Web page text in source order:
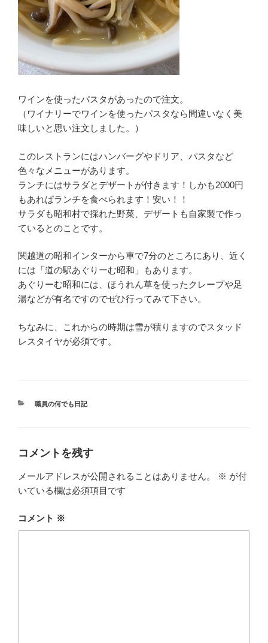
ワインを使ったパスタがあったので注文。
（ワイナリーでワインを使ったパスタなら間違いなく美
味しいと思い注文しました。）
このレストランにはハンバーグやドリア、パスタなど
色々なメニューがあります。
ランチにはサラダとデザートが付きます！しかも2000円
もあればランチを食べられます！安い！！
サラダも昭和村で採れた野菜、デザートも自家製で作っ
ているとのことです。
関越道の昭和インターから車で7分のところにあり、近く
には「道の駅あぐりーむ昭和」もあります。
あぐりーむ昭和には、ほうれん草を使ったクレープや足
湯などが有名ですのでぜひ行ってみて下さい。
ちなみに、これからの時期は雪が積りますのでスタッド
レスタイヤが必須です。
カ
職員の何でも日記
コメントを残す
メールアドレスが公開されることはありません。 ※ が付
いている欄は必須項目です
コメント ※